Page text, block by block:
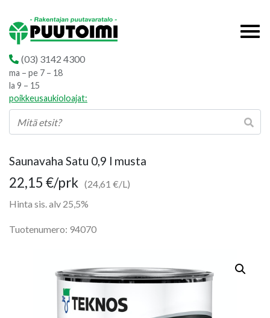
(03) 3142 4300
ma – pe 7 – 18
la 9 – 15
poikkeusaukioloajat:
Saunavaha Satu 0,9 l musta
22,15 €/prk (24,61 €/L)
Hinta sis. alv 25,5%
Tuotenumero: 94070